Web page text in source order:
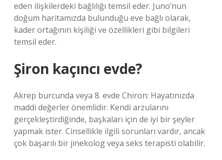
eden ilişkilerdeki bağlılığı temsil eder. Juno’nun
doğum haritamızda bulunduğu eve bağlı olarak,
kader ortağının kişiliği ve özellikleri gibi bilgileri
temsil eder.
Şiron kaçıncı evde?
Akrep burcunda veya 8. evde Chiron: Hayatınızda
maddi değerler önemlidir. Kendi arzularını
gerçekleştirdiğinde, başkaları için de iyi bir şeyler
yapmak ister. Cinsellikle ilgili sorunları vardır, ancak
çok başarılı bir jinekolog veya seks terapisti olabilir.